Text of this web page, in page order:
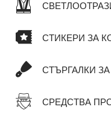
СТИКЕРИ ЗА
СТЪРГАЛКИ
СРЕДСТВА